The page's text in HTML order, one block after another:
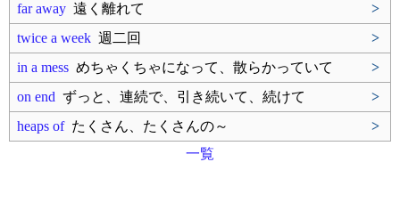
far away 遠く離れて
>
twice a week 週二回
>
in a mess めちゃくちゃになって、散らかっていて
>
on end ずっと、連続で、引き続いて、続けて
>
heaps ofたくさん、たくさんの～
>
一覧